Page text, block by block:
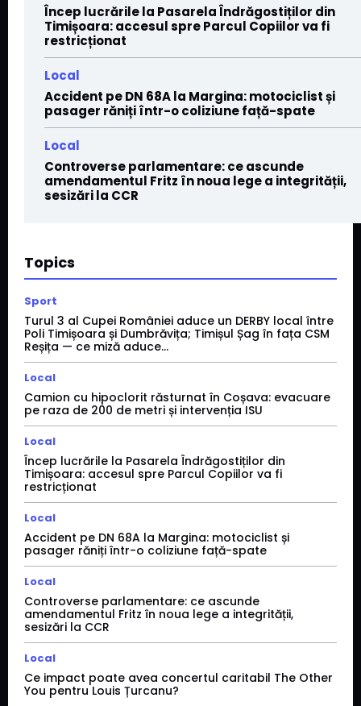
Încep lucrările la Pasarela Îndrăgostiților din
Timișoara: accesul spre Parcul Copiilor va fi
restricționat
Local
Accident pe DN 68A la Margina: motociclist și
pasager răniți într-o coliziune față-spate
Local
Controverse parlamentare: ce ascunde
amendamentul Fritz în noua lege a integrității,
sesizări la CCR
Topics
Sport
Turul 3 al Cupei României aduce un DERBY local între
Poli Timișoara și Dumbrăvița; Timișul Șag în fața CSM
Reșița — ce miză aduce...
Local
Camion cu hipoclorit răsturnat în Coșava: evacuare
pe raza de 200 de metri și intervenția ISU
Local
Încep lucrările la Pasarela Îndrăgostiților din
Timișoara: accesul spre Parcul Copiilor va fi
restricționat
Local
Accident pe DN 68A la Margina: motociclist și
pasager răniți într-o coliziune față-spate
Local
Controverse parlamentare: ce ascunde
amendamentul Fritz în noua lege a integrității,
sesizări la CCR
Local
Ce impact poate avea concertul caritabil The Other
You pentru Louis Țurcanu?